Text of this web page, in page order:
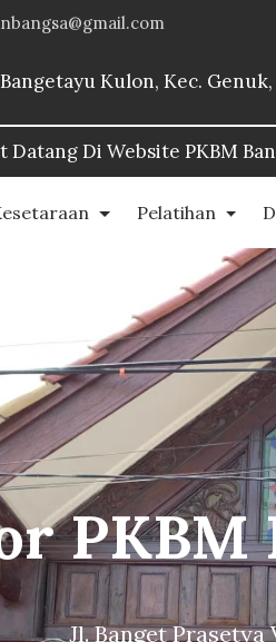
Kulon, Kec.
Bangsa . PPDB TA 2024-
Pelatihan